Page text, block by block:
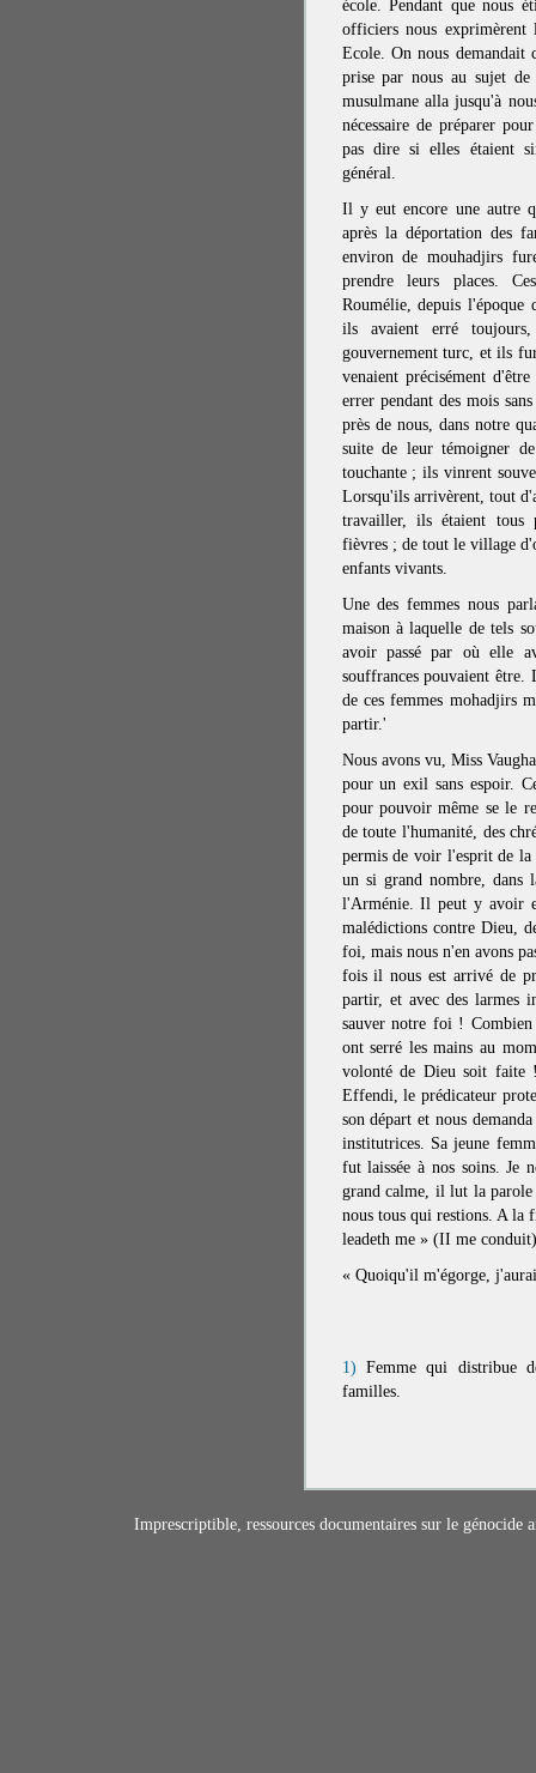
école. Pendant que nous
officiers nous
Ecole. On nous demandait
prise par nous au sujet
musulmane alla jusqu'à
nécessaire de préparer
pas dire si elles étaient
général.
Il y eut encore une autre
après la déportation des
environ de mouhadjirs
prendre leurs places.
Roumélie, depuis l'époque
ils avaient erré
gouvernement turc, et ils
venaient précisément
errer pendant des mois
près de nous, dans notre
suite de leur témoigner
touchante ; ils vinrent
Lorsqu'ils arrivèrent, tout
travailler, ils étaient tous
fièvres ; de tout le village
enfants vivants.
Une des femmes nous
maison à laquelle de tels
avoir passé par où elle
souffrances pouvaient
de ces femmes mohadjirs
partir.'
Nous avons vu, Miss
pour un exil sans espoir.
pour pouvoir même se le
de toute l'humanité, des
permis de voir l'esprit de
un si grand nombre, dans
l'Arménie. Il peut y avoir
malédictions contre Dieu,
foi, mais nous n'en avons
fois il nous est arrivé de
partir, et avec des larmes
sauver notre foi ! Combien
ont serré les mains au
volonté de Dieu soit faite
Effendi, le prédicateur
son départ et nous
institutrices. Sa jeune
fut laissée à nos soins. Je
grand calme, il lut la
nous tous qui restions. A la
leadeth me » (II me conduit)
« Quoiqu'il m'égorge,
1) Femme qui distribue
familles.
Imprescriptible, ressources documentaires sur le génocide